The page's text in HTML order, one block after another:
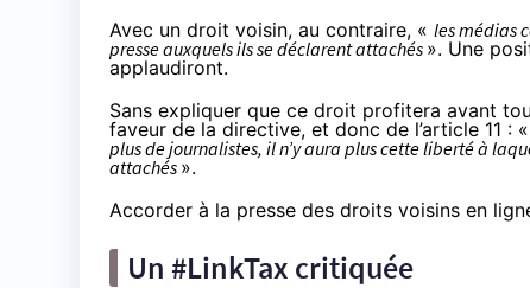
Avec un droit voisin, au contraire, « les médias
presse auxquels ils se déclarent attachés ». Une
applaudiront.
Sans expliquer que ce droit profitera avant
faveur de la directive, et donc de l’article 11 : «
plus de journalistes, il n’y aura plus cette liberté à
attachés ».
Accorder à la presse des droits voisins en
Un #LinkTax critiquée